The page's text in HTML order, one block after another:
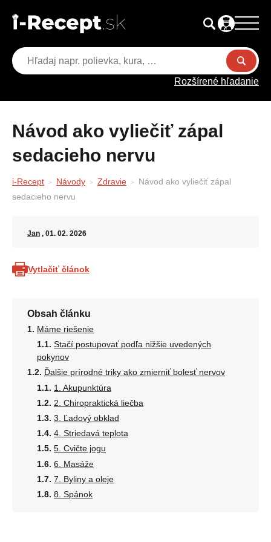
Rozšírené hľadanie
Návod ako vyliečiť zápal
sedacieho nervu
i-Recept Návody Zdravie
Návod ako vyliečiť zápal
sedacieho nervu
Jan , 01. 02. 2026
Vytlačiť článok
Obsah článku
Máme riešenie
Stačí postupovať podľa nižšie uvedených
pokynov
Ďalšie prírodné triky ako zmierniť bolesť nervov
1. Akupunktúra
2. Chiropraktická liečba
3. Ľadový obklad
4. Striedavá teplota
5. Cvičte jogu
6. Masáže
7. Byliny a oleje
8. Spánok